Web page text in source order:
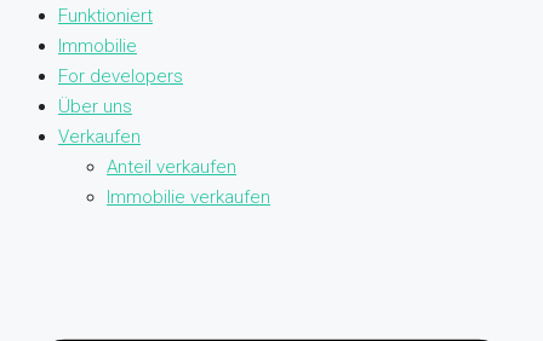
Funktioniert
Immobilie
For developers
Über uns
Verkaufen
Anteil verkaufen
Immobilie verkaufen